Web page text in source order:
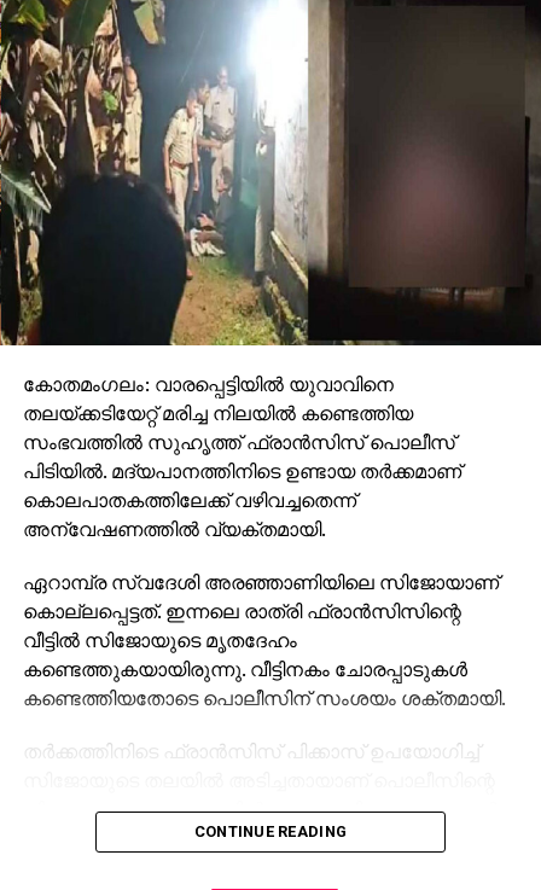
എല്ലാ ബി.എല്‍.ഒമാരെയും മുഖ്യ തെരഞ്ഞെടുപ്പ്
ഓഫീസര്‍ അഭിനന്ദിച്ചു. സംസ്ഥാനത്തെ വോട്ടര്‍
പട്ടികയുടെ കൃത്യതയും വിശ്വാസ്യതയും
ഉറപ്പുവരുത്തുന്നതില്‍ ബി.എല്‍.ഒമാരുടെ ഫീല്‍ഡ്-തല
പരിശ്രമം നിര്‍ണ്ണായകമാണെന്നും അദ്ദേഹം
കൂട്ടിച്ചേര്‍ത്തു.
കോതമംഗലം: വാരപ്പെട്ടിയില്‍ യുവാവിനെ
തലയ്ക്കടിയേറ്റ് മരിച്ച നിലയില്‍ കണ്ടെത്തിയ
സംഭവത്തില്‍ സുഹൃത്ത് ഫ്രാന്‍സിസ് പൊലീസ്
പിടിയില്‍. മദ്യപാനത്തിനിടെ ഉണ്ടായ തര്‍ക്കമാണ്
കൊലപാതകത്തിലേക്ക് വഴിവച്ചതെന്ന്
അന്വേഷണത്തില്‍ വ്യക്തമായി.
ഏറാമ്പ്ര സ്വദേശി അരഞ്ഞാണിയിലെ സിജോയാണ്
കൊല്ലപ്പെട്ടത്. ഇന്നലെ രാത്രി ഫ്രാന്‍സിസിന്റെ
വീട്ടില്‍ സിജോയുടെ മൃതദേഹം
കണ്ടെത്തുകയായിരുന്നു. വീട്ടിനകം ചോരപ്പാടുകള്‍
കണ്ടെത്തിയതോടെ പൊലീസിന് സംശയം ശക്തമായി.
തര്‍ക്കത്തിനിടെ ഫ്രാന്‍സിസ് പിക്കാസ് ഉപയോഗിച്ച്
നിഗമനം. ഇരുവരും തമ്മില്‍ സാമ്പത്തിക ഇടപാടുകള്‍
ഉണ്ടായിരുന്നതും അതുമായി ബന്ധപ്പെട്ട വിവാദമാണ്
CONTINUE READING